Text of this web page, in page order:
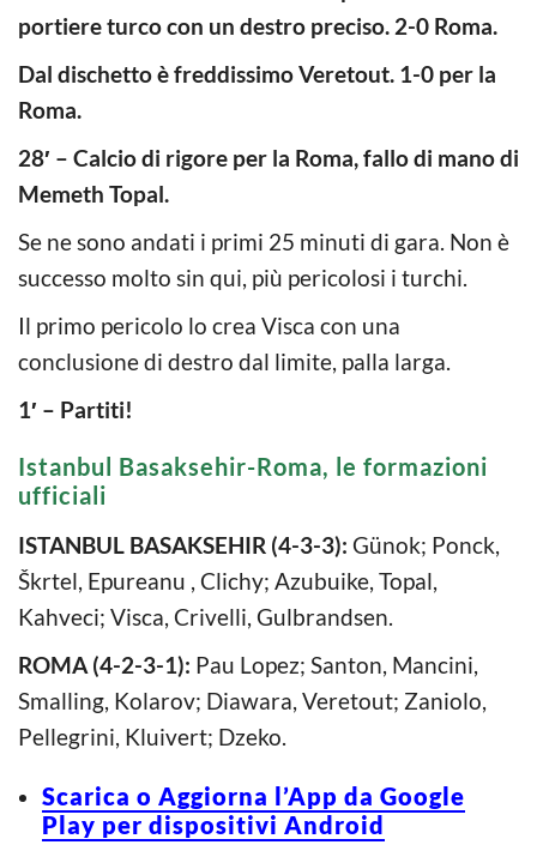
portiere turco con un destro preciso. 2-0 Roma.
Dal dischetto è freddissimo Veretout. 1-0 per la
Roma.
28′ – Calcio di rigore per la Roma, fallo di mano di
Memeth Topal.
Se ne sono andati i primi 25 minuti di gara. Non è
successo molto sin qui, più pericolosi i turchi.
Il primo pericolo lo crea Visca con una
conclusione di destro dal limite, palla larga.
1′ – Partiti!
Istanbul Basaksehir-Roma, le formazioni
ufficiali
ISTANBUL BASAKSEHIR (4-3-3): Günok; Ponck,
Škrtel, Epureanu , Clichy; Azubuike, Topal,
Kahveci; Visca, Crivelli, Gulbrandsen.
ROMA (4-2-3-1): Pau Lopez; Santon, Mancini,
Smalling, Kolarov; Diawara, Veretout; Zaniolo,
Pellegrini, Kluivert; Dzeko.
Scarica o Aggiorna l’App da Google
Play per dispositivi Android